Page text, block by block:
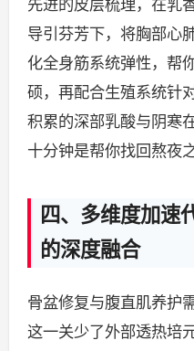
先进的皮层梳理，在乳
导引芬芳下，将胸部心
化全身筋系统弹性，帮
硕，再配合生殖系统针
积累的深部乳酸与阴寒
十分钟是帮你找回熬夜
四、多维度加速
的深度融合
骨盆修复与腹直肌养护
这一关少了外部透热培